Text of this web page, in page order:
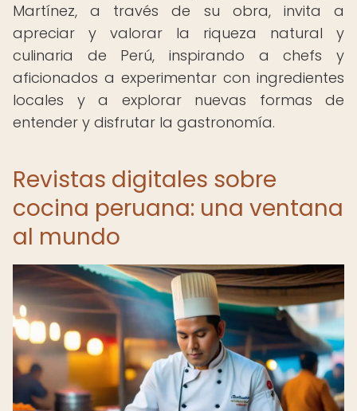
Martínez, a través de su obra, invita a
apreciar y valorar la riqueza natural y
culinaria de Perú, inspirando a chefs y
aficionados a experimentar con ingredientes
locales y a explorar nuevas formas de
entender y disfrutar la gastronomía.
Revistas digitales sobre
cocina peruana: una ventana
al mundo